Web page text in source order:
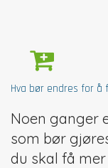
Hva bør endres for å
Noen ganger
som bør
du skal få mer